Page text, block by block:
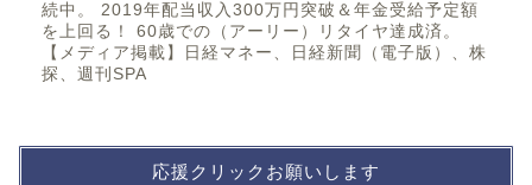
続中。 2019年配当収入300万円突破＆年金受給予定額
を上回る！ 60歳での（アーリー）リタイヤ達成済。
【メディア掲載】日経マネー、日経新聞（電子版）、株
探、週刊SPA
応援クリックお願いします